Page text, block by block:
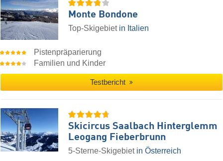
Monte Bondone
Top-Skigebiet in Italien
Pistenpräparierung
Familien und Kinder
Testbericht
Skicircus Saalbach Hinterglemm
Leogang Fieberbrunn
5-Sterne-Skigebiet in Österreich